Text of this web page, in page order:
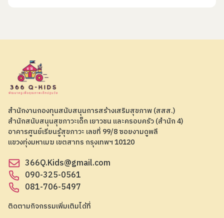
สำนักงานกองทุนสนับสนุนการสร้างเสริมสุขภาพ (สสส.)
สำนักสนับสนุนสุขภาวะเด็ก เยาวชน และครอบครัว (สำนัก 4)
อาคารศูนย์เรียนรู้สุขภาวะ เลขที่ 99/8 ซอยงามดูพลี
แขวงทุ่งมหาเมฆ เขตสาทร กรุงเทพฯ 10120
366Q.Kids@gmail.com
090-325-0561
081-706-5497
ติดตามกิจกรรมเพิ่มเติมได้ที่